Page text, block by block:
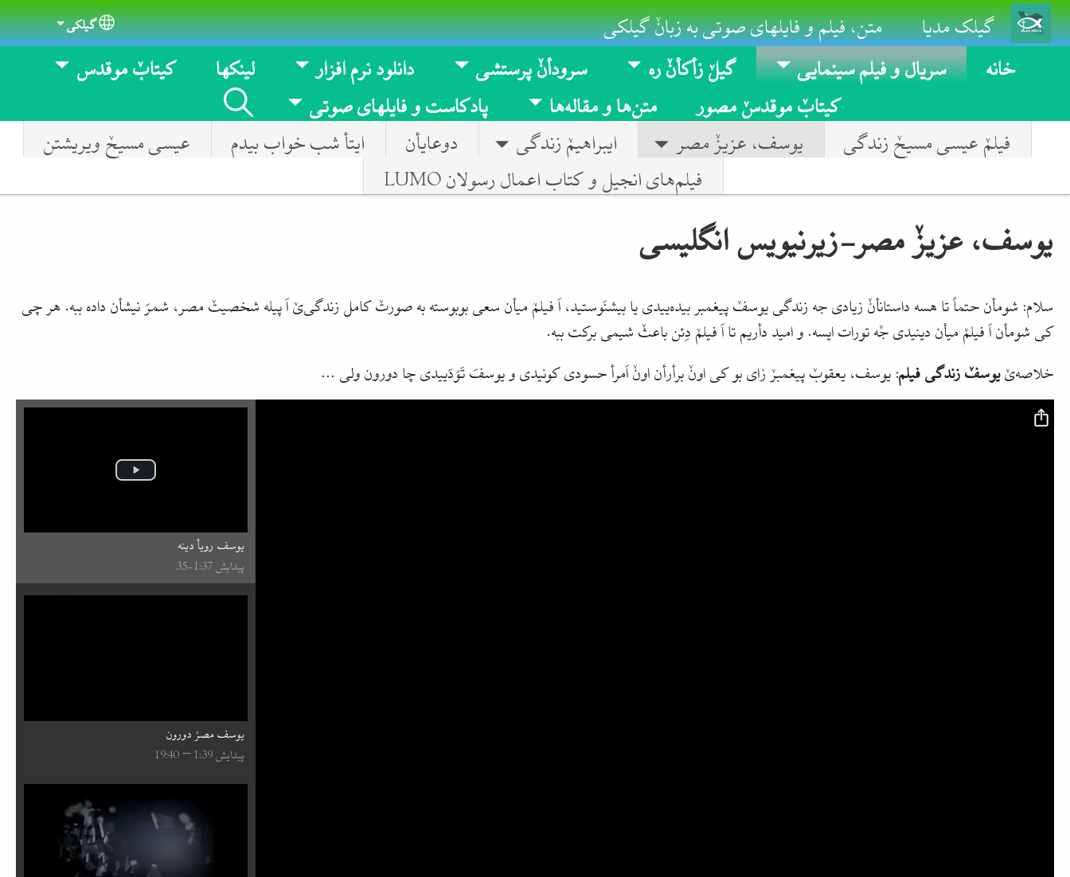
Skip to main content
گیلک مدیا متن، فیلم و فایلهای صوتی به زبانٚ گیلکی Select your language
گیلکی
خانه
سریال و فیلم سینمایی
فیلمٚ عیسی مسیحٚ زندگی‌
یوسف، عزیزٚ مصر ایبراهیمٚ زندگی دوعایأن ایتأ شب خواب بیدم
عیسی مسیحٚ ویریشتن
فیلم‌های انجیل و کتاب اعمال رسولان LUMO
گیلٚ زأکأنٚ ره سرودأنٚ پرستشی دانلود نرم افزار لینکها
کیتابٚ موقدس
کیتابٚ موقدسٚ مصور
متن‌ها و مقاله‌ها پادکاست و فایلهای صوتی
یوسف، عزیزٚ مصر-زیرنیویس انگلیسی
سلام: شومأن حتماً تا هسه داستانأنٚ زیادی جه زندگی یوسفٚ پیغمبر بیده‌ییدی یا بیشنَوستید، اَ فیلمٚ میأن سعی بوبوسته به صورتٚ کامل زندگی‌یٚ اَ پیله شخصیتٚ مصر، شمرَ نیشأن داده ببه. هر چی
کی شومأن اَ فیلمٚ میأن دینیدی جٚه تورات ایسه. و امید دأریم تا اَ فیلمٚ دِئن باعثٚ شیمی برکت ببه.
خلاصه‌‌یٚیوسفٚ زندگی فیلم: یوسف، یعقوبٚ پیغمبرٚ زای بو‌ کی اونٚ برأرأن اونٚ اَمرأ حسودی کونیدی و یوسفَ تَوَدَییدی چا دورون ولی ...
یوسف رویأ دینه
پیدایش 37:⁧1⁩-35
یوسف مصرٚ دورون
پیدایش 39:⁧1⁩ – 40:⁧19⁩